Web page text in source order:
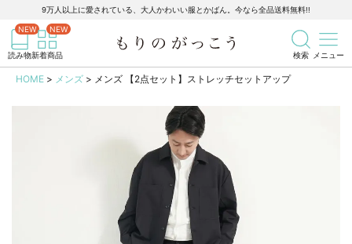
9万人以上に愛されている、大人かわいい服とかばん。今なら全品送料無料!!
読み物新着商品 検索 メニュー
商品を検索 記事を検索
HOME メンズ メンズ 【2点セット】ストレッチセットアップ